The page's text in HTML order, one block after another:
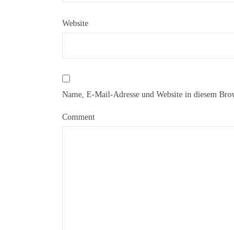
Website
Name, E-Mail-Adresse und Website in diesem
Comment